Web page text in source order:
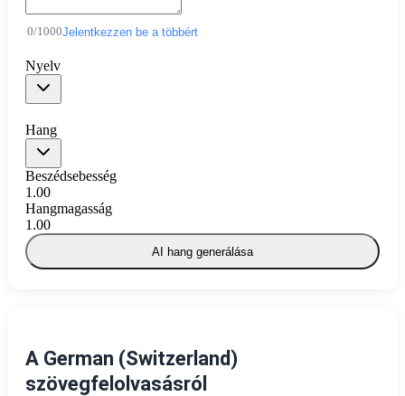
0/1000Jelentkezzen be a többért
Nyelv
Hang
Beszédsebesség
1.00
Hangmagasság
1.00
AI hang generálása
A German (Switzerland)
szövegfelolvasásról